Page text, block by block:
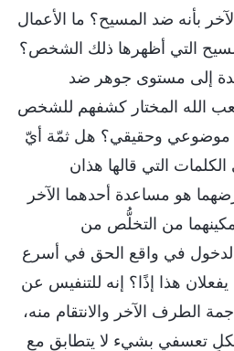
بأنه ضد المسيح؟ ما الأعمال
التي أظهرها ذلك الشخص؟
إلى مستوى جوهر ضد
الله المختار كشفهم للشخص
موضوعي وحقيقي؟ هل ثمّة أيّ
التي قالها هذان
هو مساعدة أحدهما الآخر
من التخلُّص من
في واقع الحق في أسرع
هذا إذًا؟ إنه للتنفيس عن
الطرف الآخر والانتقام منه،
تعسفي بشيء لا يتطابق مع